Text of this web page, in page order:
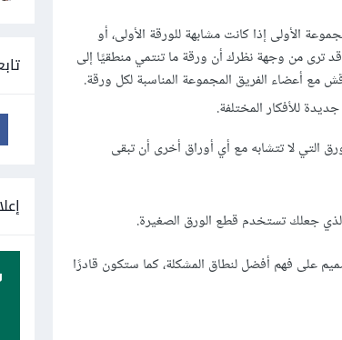
الأولى إذا كانت مشابهة للورقة الأولى، أو
ترى من وجهة نظرك أن ورقة ما تنتمي منطقيًا إلى
مع أعضاء الفريق المجموعة المناسبة لكل ورقة.
للأفكار المختلفة.
التي لا تتشابه مع أي أوراق أخرى أن تبقى
الذي جعلك تستخدم قطع الورق الصغيرة.
على فهم أفضل لنطاق المشكلة، كما ستكون قادرًا